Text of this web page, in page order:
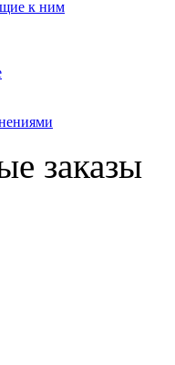
к ним
заказы